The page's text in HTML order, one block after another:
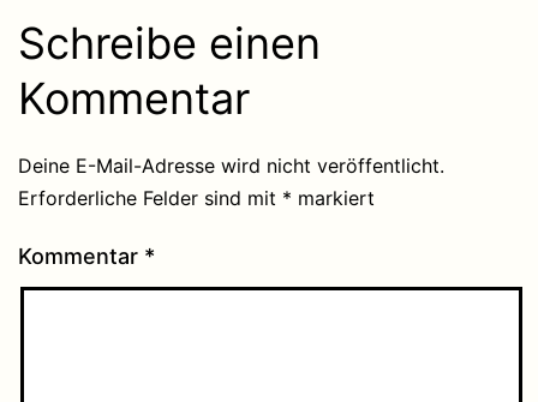
Schreibe einen
Kommentar
Deine E-Mail-Adresse wird nicht veröffentlicht.
Erforderliche Felder sind mit * markiert
Kommentar *